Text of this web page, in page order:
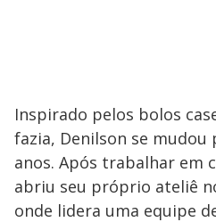
Inspirado pelos bolos
fazia, Denilson se mudou
anos. Após trabalhar em
abriu seu próprio ateliê
onde lidera uma equipe